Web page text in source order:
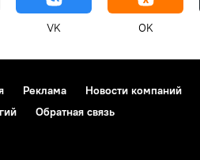
VK OK
Реклама Новости компаний
Обратная связь